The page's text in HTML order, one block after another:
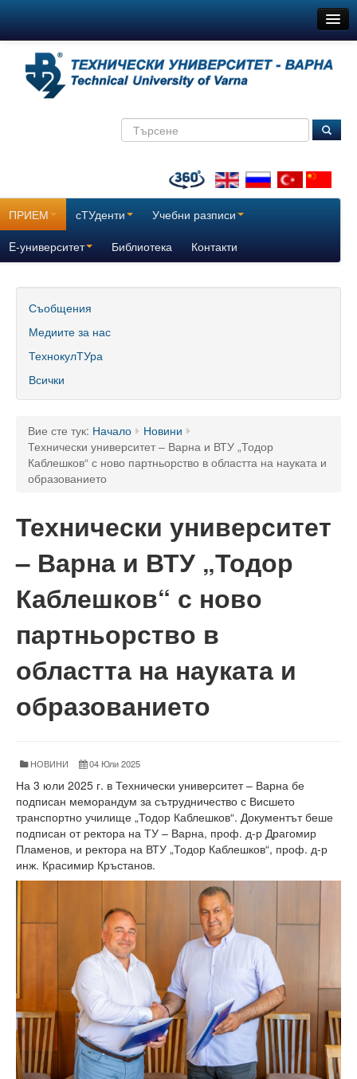
Новини
За нас
Поздравителни адреси
Отчетни доклади за дейността на ТУ – Варна
60 години ТУ - Варна
Програма 60 г.
Успели в науката и бизнеса
60 години Морски специалности в ТУ
Тържество по случай празника на университета
Мандатна програма
Ректор
Структура
Органи за управление
Факултети и Колежи
Машинно-технологичен факултет
Корабостроителен факултет
Електротехнически факултет
Факултет по изчислителна техника и автоматизация
Добруджански технологичен колеж
Колеж в структурата на ТУ-Варна
Департамент ЕПОС
Научноизследователски институт
Отдели и Центрове
ПРИЕМ сТУденти
Учебни разписи
E-университет
Библиотека Контакти
Съобщения
Медиите за нас
ТехнокулТУра
Всички
Вие сте тук: Начало
Новини
Технически университет – Варна и ВТУ „Тодор
Каблешков“ с ново партньорство в областта на науката и
образованието
Технически университет
– Варна и ВТУ „Тодор
Каблешков“ с ново
партньорство в
областта на науката и
образованието
НОВИНИ 04 Юли 2025
На 3 юли 2025 г. в Технически университет – Варна бе
подписан меморандум за сътрудничество с Висшето
транспортно училище „Тодор Каблешков“. Документът беше
подписан от ректора на ТУ – Варна, проф. д-р Драгомир
Пламенов, и ректора на ВТУ „Тодор Каблешков“, проф. д-р
инж. Красимир Кръстанов.